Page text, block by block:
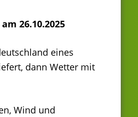
26.10.2025
eines
dann Wetter mit
Wind und